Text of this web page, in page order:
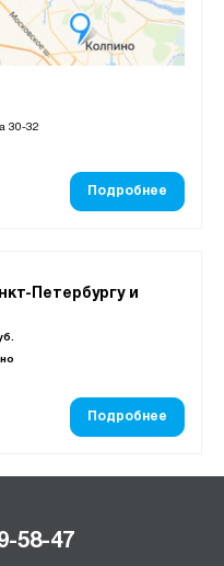
30-32
Подробнее
Петербургу и
Подробнее
58-47